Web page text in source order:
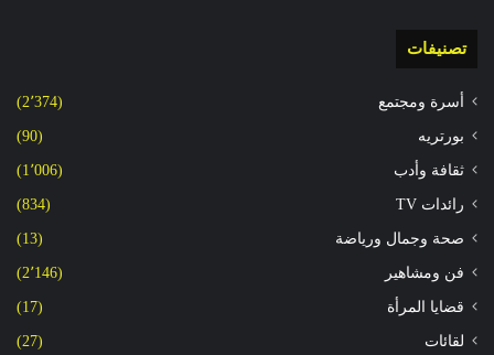
تصنيفات
أسرة ومجتمع (2٬374)
بورتريه (90)
ثقافة وأدب (1٬006)
رائدات TV (834)
صحة وجمال ورياضة (13)
فن ومشاهير (2٬146)
قضايا المرأة (17)
لقائات (27)